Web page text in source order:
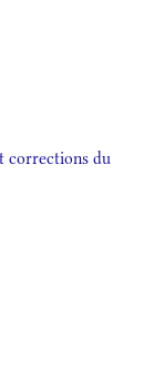
corrections du